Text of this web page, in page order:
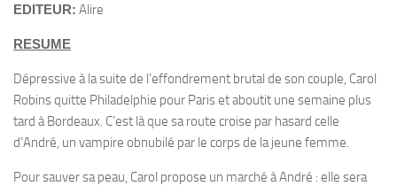
EDITEUR: Alire
RESUME
Dépressive à la suite de l’effondrement brutal de son couple, Carol
Robins quitte Philadelphie pour Paris et aboutit une semaine plus
tard à Bordeaux. C’est là que sa route croise par hasard celle
d’André, un vampire obnubilé par le corps de la jeune femme.
Pour sauver sa peau, Carol propose un marché à André : elle sera